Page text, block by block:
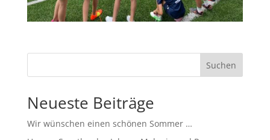
Suchen
Neueste Beiträge
Wir wünschen einen schönen Sommer …